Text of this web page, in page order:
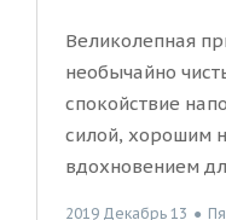
Великолепная
необычайно
спокойствие
силой, хорошим
вдохновением
2019 Декабрь 13 ●